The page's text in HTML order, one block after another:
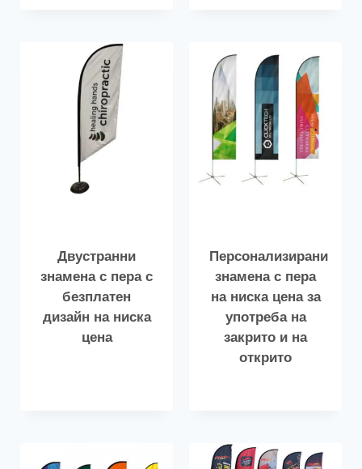
Двустранни
знамена с пера с
безплатен
дизайн на ниска
цена
Персонализирани
знамена с пера
на ниска цена за
употреба на
закрито и на
открито